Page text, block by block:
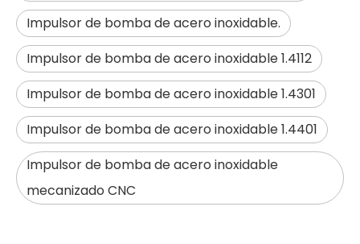
Impulsor de bomba de acero inoxidable.
Impulsor de bomba de acero inoxidable 1.4112
Impulsor de bomba de acero inoxidable 1.4301
Impulsor de bomba de acero inoxidable 1.4401
Impulsor de bomba de acero inoxidable
mecanizado CNC